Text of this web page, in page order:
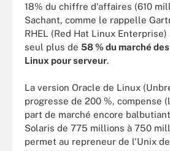
18% du chiffre d'affaires (610
Sachant, comme le rappelle
RHEL (Red Hat Linux
seul plus de 58 % du marché
Linux pour serveur.
La version Oracle de Linux
progresse de 200 %, compense
part de marché encore
Solaris de 775 millions à 750
permet au repreneur de l'Unix